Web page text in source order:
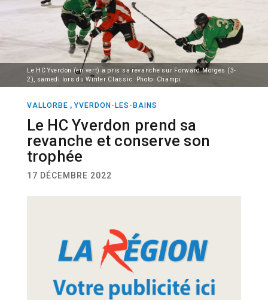
Le HC Yverdon (en vert) a pris sa revanche sur Forward Morges (3-
2), samedi lors du Winter Classic. Photo: Champi
VALLORBE , YVERDON-LES-BAINS
Le HC Yverdon prend sa
revanche et conserve son
trophée
17 DÉCEMBRE 2022